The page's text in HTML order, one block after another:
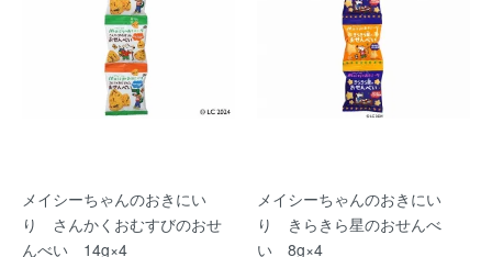
メイシーちゃんのおきにい
り さんかくおむすびのおせ
んべい 14g×4
メイシーちゃんのおきにい
り きらきら星のおせんべ
い 8g×4